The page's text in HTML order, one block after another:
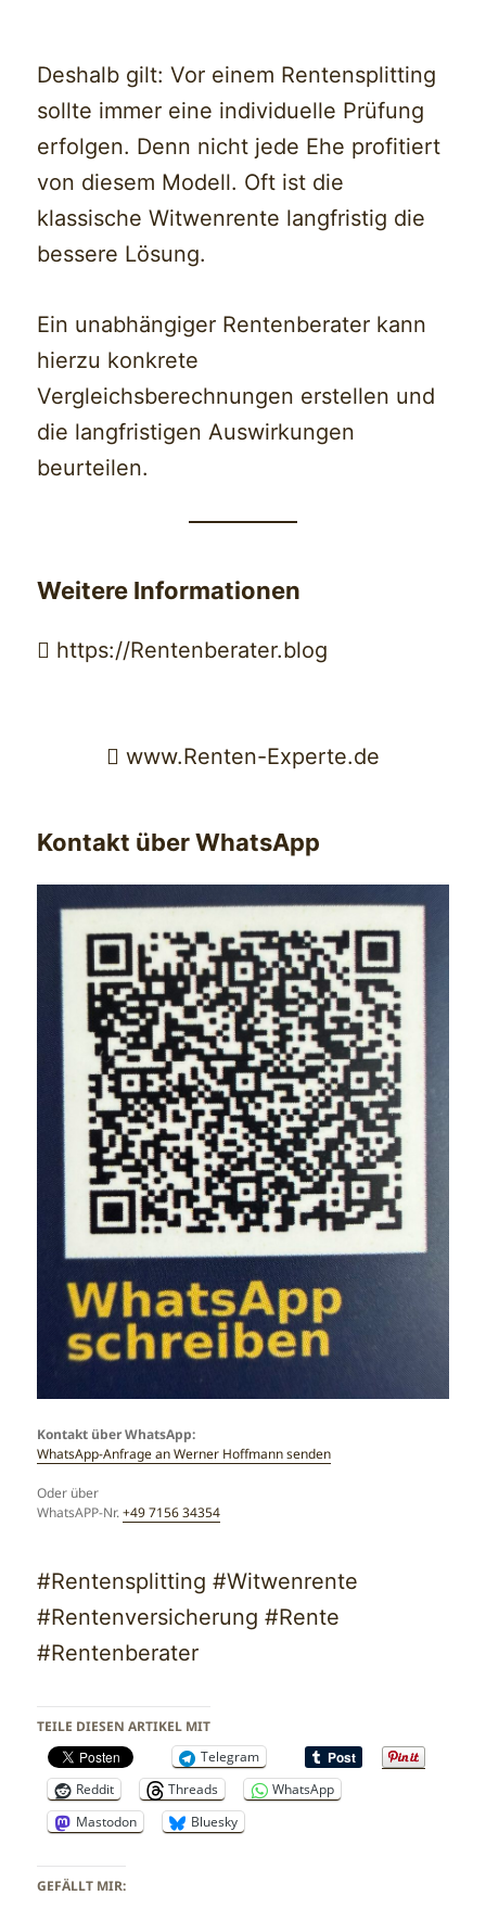
Deshalb gilt: Vor einem Rentensplitting
sollte immer eine individuelle Prüfung
erfolgen. Denn nicht jede Ehe profitiert
von diesem Modell. Oft ist die
klassische Witwenrente langfristig die
bessere Lösung.
Ein unabhängiger Rentenberater kann
hierzu konkrete
Vergleichsberechnungen erstellen und
die langfristigen Auswirkungen
beurteilen.
Weitere Informationen
 https://Rentenberater.blog
 www.Renten-Experte.de
Kontakt über WhatsApp
Kontakt über WhatsApp:
WhatsApp-Anfrage an Werner Hoffmann senden
Oder über
WhatsAPP-Nr.+49 7156 34354
#Rentensplitting #Witwenrente
#Rentenversicherung #Rente
#Rentenberater
TEILE DIESEN ARTIKEL MIT
Telegram
Reddit
Threads
WhatsApp
Mastodon
Bluesky
GEFÄLLT MIR: